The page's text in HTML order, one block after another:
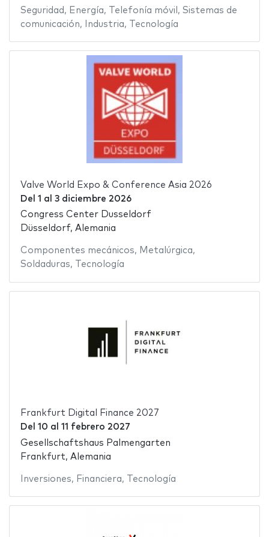
Seguridad , Energía, Telefonía móvil , Sistemas de
comunicación, Industria, Tecnología
Valve World Expo & Conference Asia 2026
Del 1 al 3 diciembre 2026
Congress Center Dusseldorf
Düsseldorf, Alemania
Componentes mecánicos, Metalúrgica,
Soldaduras, Tecnología
Frankfurt Digital Finance 2027
Del 10 al 11 febrero 2027
Gesellschaftshaus Palmengarten
Frankfurt, Alemania
Inversiones, Financiera, Tecnología